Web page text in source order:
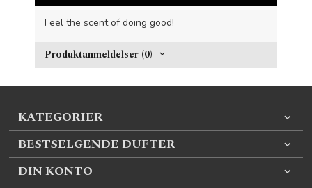
Feel the scent of doing good!
Produktanmeldelser (0)
KATEGORIER
BESTSELGENDE DUFTER
DIN KONTO